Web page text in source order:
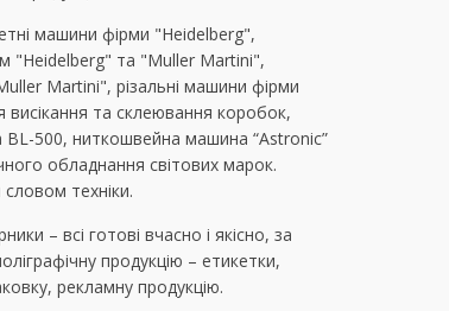
машини фірми "Heidelberg",
"Heidelberg" та "Muller Martini",
Martini", різальні машини фірми
та склеювання коробок,
500, ниткошвейна машина “Astronic”
обладнання світових марок.
техніки.
– всі готові вчасно і якісно, за
продукцію – етикетки,
рекламну продукцію.